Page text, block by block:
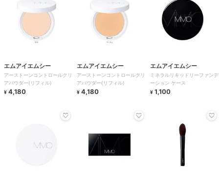
エムアイエムシー
アーストーンコントロールクリ
アパウダー(リフィル)
¥ 4,180
エムアイエムシー
アーストーンコントロールクリ
アパウダー(リフィル)
¥ 4,180
エムアイエムシー
ミネラルリキッドリーファンデ
ーション ケース
¥ 1,100